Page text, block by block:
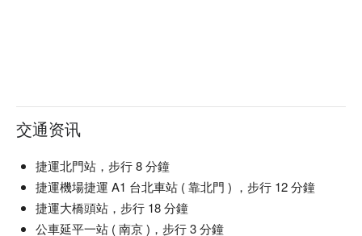
交通资讯
捷運北門站，步行 8 分鐘
捷運機場捷運 A1 台北車站 ( 靠北門 ) ，步行 12 分鐘
捷運大橋頭站，步行 18 分鐘
公車延平一站 ( 南京 )，步行 3 分鐘